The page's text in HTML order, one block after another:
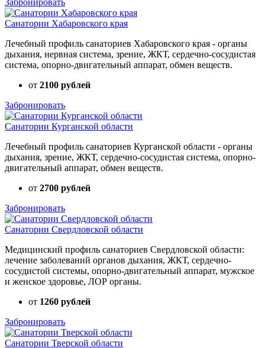
Санатории Хабаровского края
Лечебный профиль санаториев Хабаровского края - органы
дыхания, нервная система, зрение, ЖКТ, сердечно-сосудистая
система, опорно-двигательный аппарат, обмен веществ.
от 2100 рублей
Забронировать
Санатории Курганской области
Лечебный профиль санаториев Курганской области - органы
дыхания, зрение, ЖКТ, сердечно-сосудистая система, опорно-
двигательный аппарат, обмен веществ.
от 2700 рублей
Забронировать
Санатории Свердловской области
Медицинский профиль санаториев Свердловской области:
лечение заболеваний органов дыхания, ЖКТ, сердечно-
сосудистой системы, опорно-двигательный аппарат, мужское
и женское здоровье, ЛОР органы.
от 1260 рублей
Забронировать
Санатории Тверской области